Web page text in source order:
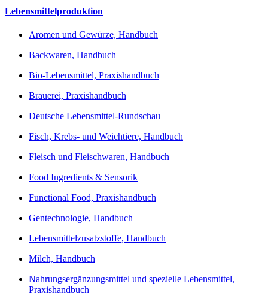
Lebensmittelproduktion
Aromen und Gewürze, Handbuch
Backwaren, Handbuch
Bio-Lebensmittel, Praxishandbuch
Brauerei, Praxishandbuch
Deutsche Lebensmittel-Rundschau
Fisch, Krebs- und Weichtiere, Handbuch
Fleisch und Fleischwaren, Handbuch
Food Ingredients & Sensorik
Functional Food, Praxishandbuch
Gentechnologie, Handbuch
Lebensmittelzusatzstoffe, Handbuch
Milch, Handbuch
Nahrungsergänzungsmittel und spezielle Lebensmittel,
Praxishandbuch